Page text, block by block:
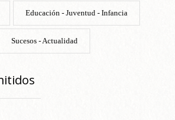
Educación - Juventud - Infancia
Sucesos - Actualidad